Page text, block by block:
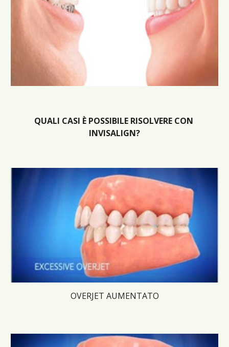
QUALI CASI È POSSIBILE RISOLVERE CON
INVISALIGN?
OVERJET AUMENTATO